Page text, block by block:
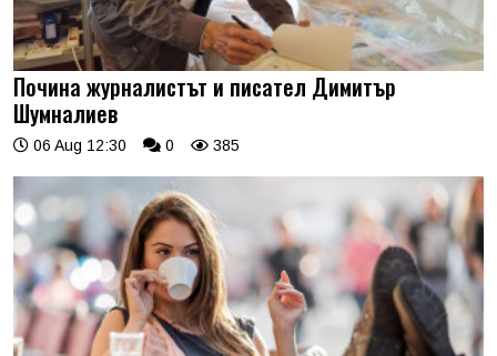
Почина журналистът и писател Димитър
Шумналиев
06 Aug 12:30 0 385